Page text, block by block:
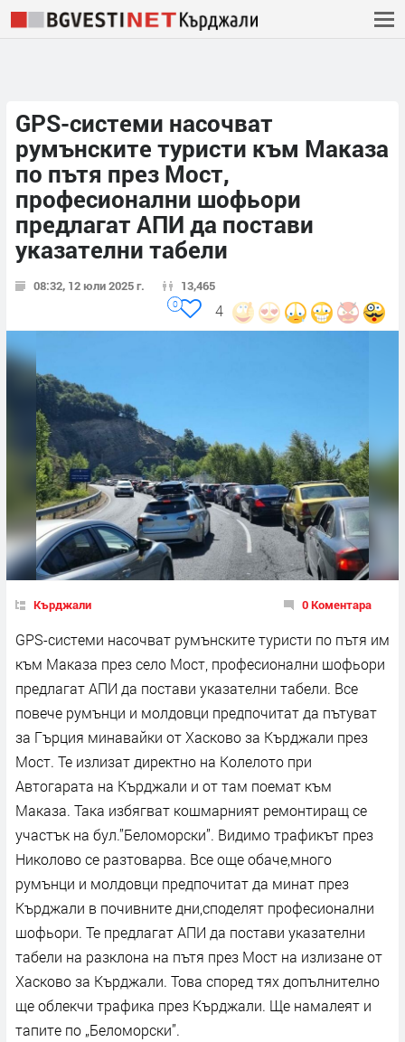
GPS-системи насочват
румънските туристи към Маказа
по пътя през Мост,
професионални шофьори
предлагат АПИ да постави
указателни табели
08:32, 12 юли 2025 г. 13,465
4
0
Кърджали 0 Коментара
GPS-системи насочват румънските туристи по пътя им
към Маказа през село Мост, професионални шофьори
предлагат АПИ да постави указателни табели. Все
повече румънци и молдовци предпочитат да пътуват
за Гърция минавайки от Хасково за Кърджали през
Мост. Те излизат директно на Колелото при
Автогарата на Кърджали и от там поемат към
Маказа. Така избягват кошмарният ремонтиращ се
участък на бул.”Беломорски”. Видимо трафикът през
Николово се разтоварва. Все още обаче,много
румънци и молдовци предпочитат да минат през
Кърджали в почивните дни,споделят професионални
шофьори. Те предлагат АПИ да постави указателни
табели на разклона на пътя през Мост на излизане от
Хасково за Кърджали. Това според тях допълнително
ще облекчи трафика през Кърджали. Ще намалеят и
тапите по „Беломорски”.